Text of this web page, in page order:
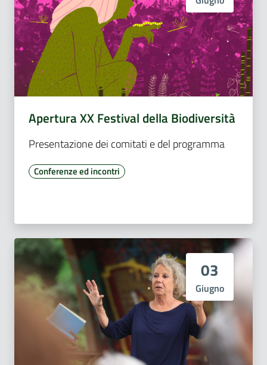
Apertura XX Festival della Biodiversità
Presentazione dei comitati e del programma
Conferenze ed incontri
03
Giugno